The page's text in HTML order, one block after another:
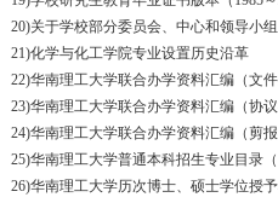
20)关于学校部分委员会、中心和领导小组
21)化学与化工学院专业设置历史沿革
22)华南理工大学联合办学资料汇编（文件
23)华南理工大学联合办学资料汇编（协议
24)华南理工大学联合办学资料汇编（剪报
25)华南理工大学普通本科招生专业目录（
26)华南理工大学历次博士、硕士学位授